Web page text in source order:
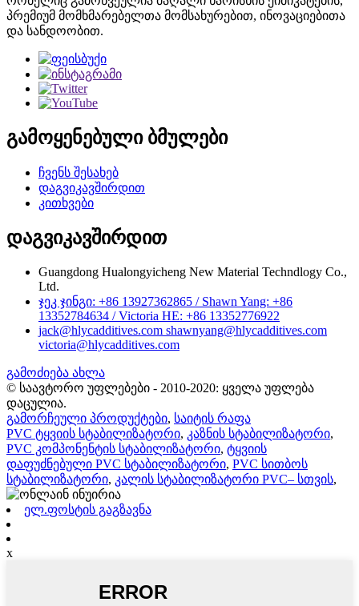
პრემიუმ მომხმარებელთა მომსახურებით, ინოვაციებითა
და სანდოობით.
გამოყენებული ბმულები
ჩვენს შესახებ
დაგვიკავშირდით
კითხვები
დაგვიკავშირდით
Guangdong Hualongyicheng New Material Techndlogy Co.,
Ltd.
ჯეკ ჯინგი: +86 13927362865 / Shawn Yang: +86
13352784634 / Victoria HE: +86 13352776922
jack@hlycadditives.com shawnyang@hlycadditives.com
victoria@hlycadditives.com
გამოძიება ახლა
© საავტორო უფლებები - 2010-2020: ყველა უფლება
დაცულია.
გამორჩეული პროდუქტები, საიტის რაფა
PVC ტყვიის სტაბილიზატორი, კაზნის სტაბილიზატორი,
PVC კომპონენტის სტაბილიზატორი, ტყვიის
დაფუძნებული PVC სტაბილიზატორი, PVC სითბოს
სტაბილიზატორი, კალის სტაბილიზატორი PVC– სთვის,
ელ.ფოსტის გაგზავნა
x